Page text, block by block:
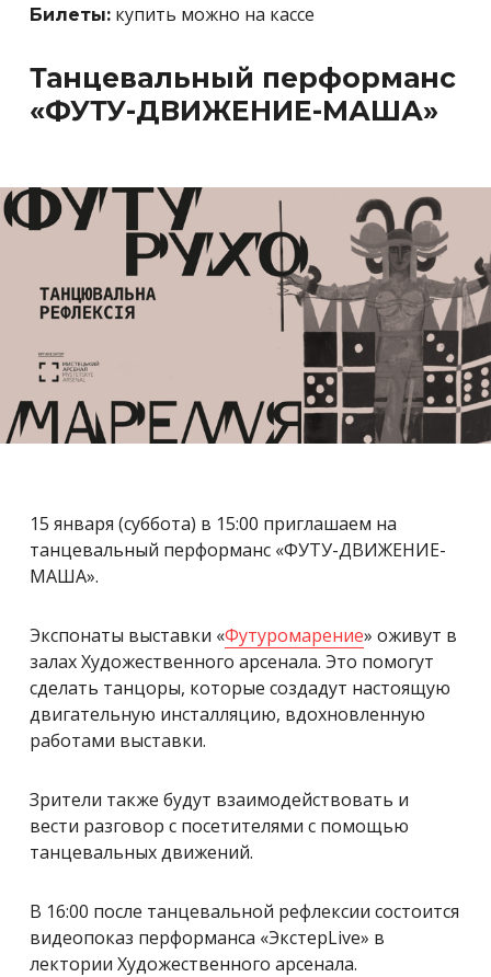
Билеты: купить можно на кассе
Танцевальный перформанс
«ФУТУ-ДВИЖЕНИЕ-МАША»
15 января (суббота) в 15:00 приглашаем на
танцевальный перформанс «ФУТУ-ДВИЖЕНИЕ-
МАША».
Экспонаты выставки «Футуромарение» оживут в
залах Художественного арсенала. Это помогут
сделать танцоры, которые создадут настоящую
двигательную инсталляцию, вдохновленную
работами выставки.
Зрители также будут взаимодействовать и
вести разговор с посетителями с помощью
танцевальных движений.
В 16:00 после танцевальной рефлексии состоится
видеопоказ перформанса «ЭкстерLive» в
лектории Художественного арсенала.